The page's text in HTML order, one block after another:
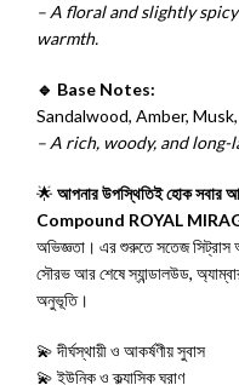
– A floral and slightly
warmth.
🔹 Base Notes:
Sandalwood, Amber,
– A rich, woody, and
🌟 আপনার উপস্থিতিই হোক সবার
Compound ROYAL
অভিজ্ঞতা। এর শুরুতে সতেজ সিট্রাস
সৌরভ আর শেষে স্যান্ডালউড,
অনুভূতি।
💫 দীর্ঘস্থায়ী ও আকর্ষণীয় সুবাস
💫 ইউনিক ও ক্ল্যাসিক ঘ্রাণ